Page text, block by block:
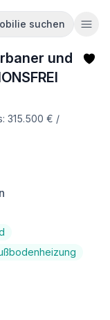
suchen
und
315.500 € /